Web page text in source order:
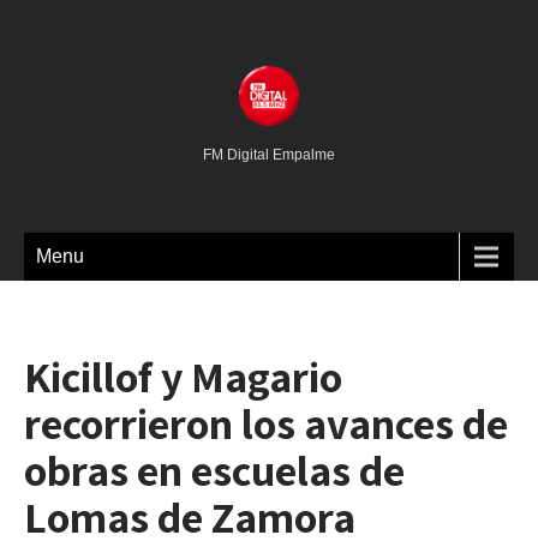
FM Digital Empalme
Menu
Kicillof y Magario
recorrieron los avances de
obras en escuelas de
Lomas de Zamora